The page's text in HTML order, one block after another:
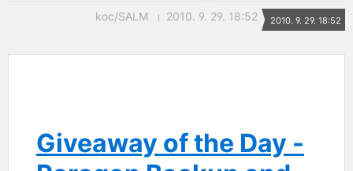
koc/SALM 2010. 9. 29. 18:52 2010. 9. 29. 18:52
Giveaway of the Day -